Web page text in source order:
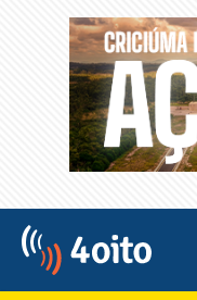
4oito